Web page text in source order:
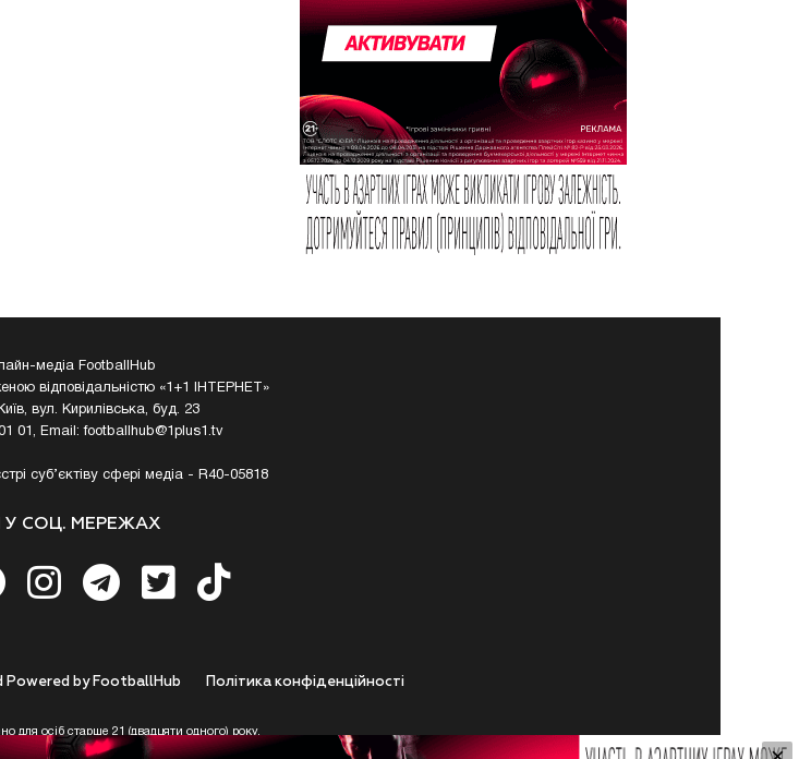
медіа FootballHub
відповідальністю «1+1 ІНТЕРНЕТ»
вул. Кирилівська, буд. 23
01, Email:footballhub@1plus1.tv
суб’єктіву сфері медіа - R40-05818
У СОЦ. МЕРЕЖАХ
Полiтика конфiденцiйностi
Powered by FootballHub
для осіб старше 21 (двадцяти одного) року.
Користувач цим підтверджує, що досяг 21-річного віку.